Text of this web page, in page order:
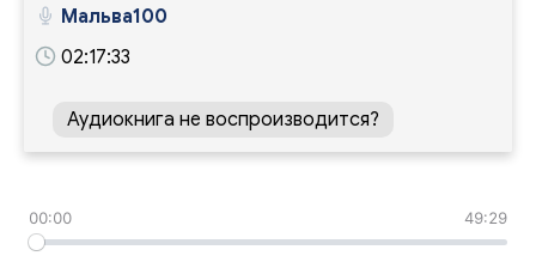
Мальва100
02:17:33
Аудиокнига не воспроизводится?
00:00 49:29